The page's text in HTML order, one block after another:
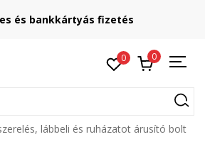
és bankkártyás fizetés
0 0
lábbeli és ruházatot árusító bolt